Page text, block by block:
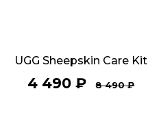
UGG Sheepskin Care Kit
4 490 ₽ 8 490₽